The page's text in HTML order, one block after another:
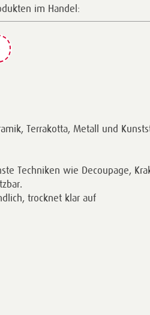
im Handel:
Terrakotta, Metall und
Techniken wie Decoupage,
trocknet klar auf